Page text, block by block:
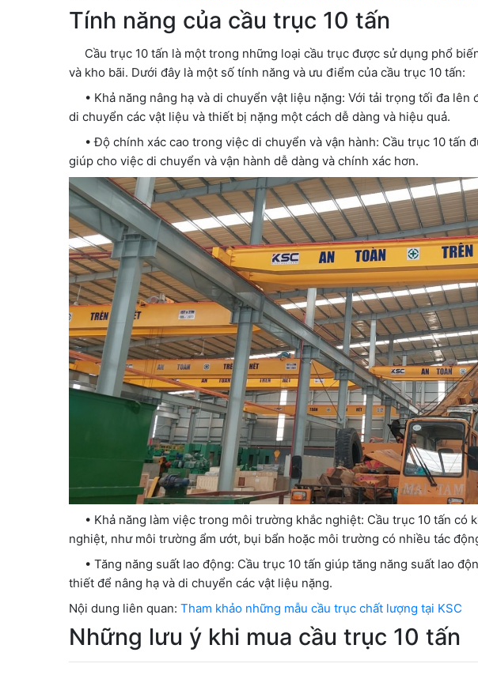
Tính năng của cầu trục 10 tấn
Cầu trục 10 tấn là một trong những loại cầu trục được sử dụng phổ
và kho bãi. Dưới đây là một số tính năng và ưu điểm của cầu trục 10 tấn:
• Khả năng nâng hạ và di chuyển vật liệu nặng: Với tải trọng tối đa lên
di chuyển các vật liệu và thiết bị nặng một cách dễ dàng và hiệu quả.
• Độ chính xác cao trong việc di chuyển và vận hành: Cầu trục 10 tấn
giúp cho việc di chuyển và vận hành dễ dàng và chính xác hơn.
• Khả năng làm việc trong môi trường khắc nghiệt: Cầu trục 10 tấn
nghiệt, như môi trường ẩm ướt, bụi bẩn hoặc môi trường có nhiều tác
• Tăng năng suất lao động: Cầu trục 10 tấn giúp tăng năng suất lao
thiết để nâng hạ và di chuyển các vật liệu nặng.
Nội dung liên quan: Tham khảo những mẫu cầu trục chất lượng tại KSC
Những lưu ý khi mua cầu trục 10 tấn